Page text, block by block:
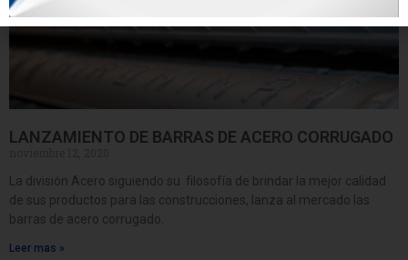
LANZAMIENTO DE BARRAS DE ACERO CORRUGADO
La división Acero siguiendo su filosofía de brindar la mejor calidad
de sus productos para las construcciones, lanza al mercado las
barras de acero corrugado.
Leer mas »